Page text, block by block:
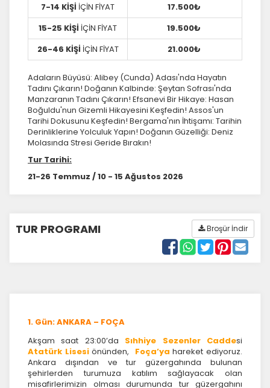
7-14 KİŞİ İÇİN FİYAT
17.500₺
15-25 KİŞİ İÇİN FİYAT
19.500₺
26-46 KİŞİ İÇİN FİYAT 21.000₺
Adaların Büyüsü: Alibey (Cunda) Adası'nda Hayatın
Tadını Çıkarın! Doğanın Kalbinde: Şeytan Sofrası'nda
Manzaranın Tadını Çıkarın! Efsanevi Bir Hikaye: Hasan
Boğuldu'nun Gizemli Hikayesini Keşfedin! Assos'un
Tarihi Dokusunu Keşfedin! Bergama'nın İhtişamı: Tarihin
Derinliklerine Yolculuk Yapın! Doğanın Güzelliği: Deniz
Molasında Stresi Geride Bırakın!
Tur Tarihi:
21-26 Temmuz / 10 - 15 Ağustos 2026
TUR PROGRAMI Broşür İndir
1. Gün: ANKARA – FOÇA
Akşam saat 23:00’da Sıhhiye Sezenler Caddesi
Atatürk Lisesiönünden, Foça’yahareket ediyoruz.
Ankara dışından ve tur güzergahında bulunan
şehirlerden turumuza katılım sağlayacak olan
misafirlerimizin olması durumunda tur güzergahını